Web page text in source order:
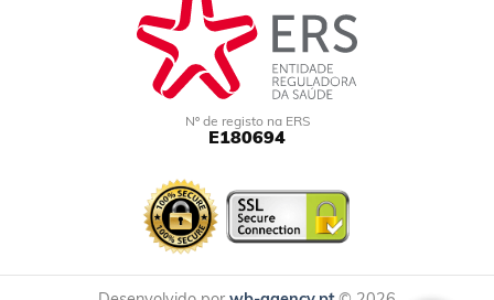
Nº de registo na ERS
E180694